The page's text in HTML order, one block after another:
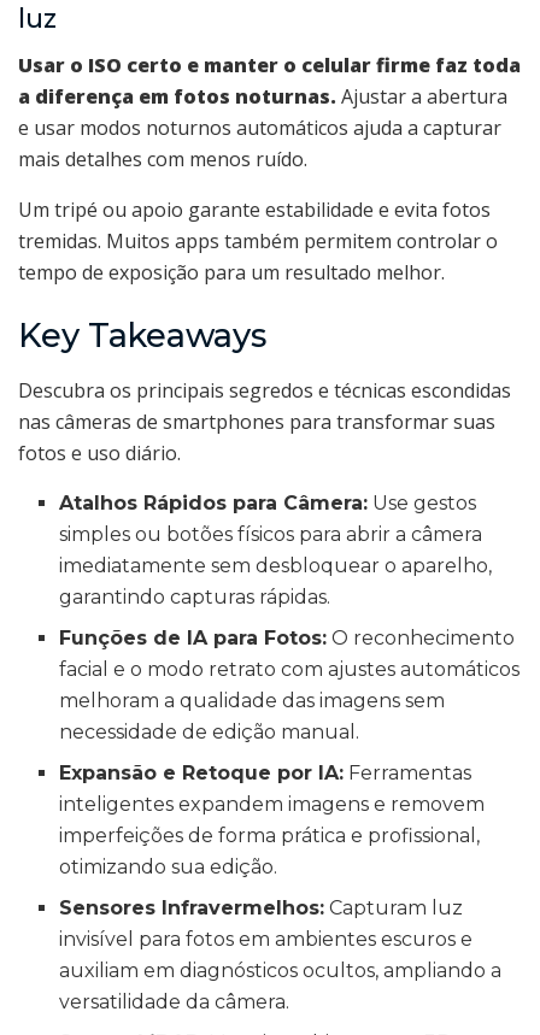
luz
Usar o ISO certo e manter o celular firme faz toda
a diferença em fotos noturnas. Ajustar a abertura
e usar modos noturnos automáticos ajuda a capturar
mais detalhes com menos ruído.
Um tripé ou apoio garante estabilidade e evita fotos
tremidas. Muitos apps também permitem controlar o
tempo de exposição para um resultado melhor.
Key Takeaways
Descubra os principais segredos e técnicas escondidas
nas câmeras de smartphones para transformar suas
fotos e uso diário.
Atalhos Rápidos para Câmera: Use gestos
simples ou botões físicos para abrir a câmera
imediatamente sem desbloquear o aparelho,
garantindo capturas rápidas.
Funções de IA para Fotos: O reconhecimento
facial e o modo retrato com ajustes automáticos
melhoram a qualidade das imagens sem
necessidade de edição manual.
Expansão e Retoque por IA: Ferramentas
inteligentes expandem imagens e removem
imperfeições de forma prática e profissional,
otimizando sua edição.
Sensores Infravermelhos: Capturam luz
invisível para fotos em ambientes escuros e
auxiliam em diagnósticos ocultos, ampliando a
versatilidade da câmera.